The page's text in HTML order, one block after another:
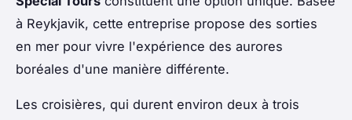
à Reykjavik, cette entreprise propose des sorties
en mer pour vivre l'expérience des aurores
boréales d'une manière différente.
Les croisières, qui durent environ deux à trois